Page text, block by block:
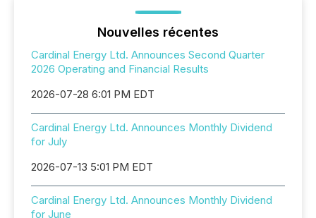
Nouvelles récentes
Cardinal Energy Ltd. Announces Second Quarter
2026 Operating and Financial Results
2026-07-28 6:01 PM EDT
Cardinal Energy Ltd. Announces Monthly Dividend
for July
2026-07-13 5:01 PM EDT
Cardinal Energy Ltd. Announces Monthly Dividend
for June